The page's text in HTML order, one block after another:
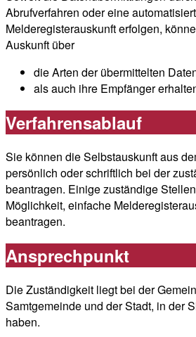
Abrufverfahren oder eine
Melderegisterauskunft erfolgen,
Auskunft über
die Arten der übermittelten
als auch ihre Empfänger
Verfahrensablauf
Sie können die Selbstauskunft aus
persönlich oder schriftlich bei der
beantragen. Einige zuständige
Möglichkeit, einfache
beantragen.
Ansprechpunkt
Die Zuständigkeit liegt bei der
Samtgemeinde und der Stadt, in der
haben.